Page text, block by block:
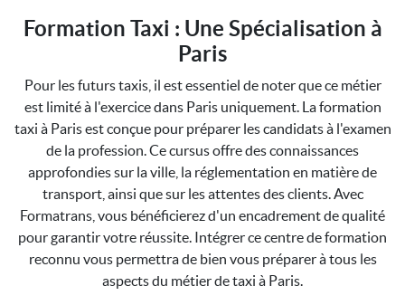
Formation Taxi : Une Spécialisation à
Paris
Pour les futurs taxis, il est essentiel de noter que ce métier
est limité à l'exercice dans Paris uniquement. La formation
taxi à Paris est conçue pour préparer les candidats à l'examen
de la profession. Ce cursus offre des connaissances
approfondies sur la ville, la réglementation en matière de
transport, ainsi que sur les attentes des clients. Avec
Formatrans, vous bénéficierez d'un encadrement de qualité
pour garantir votre réussite. Intégrer ce centre de formation
reconnu vous permettra de bien vous préparer à tous les
aspects du métier de taxi à Paris.